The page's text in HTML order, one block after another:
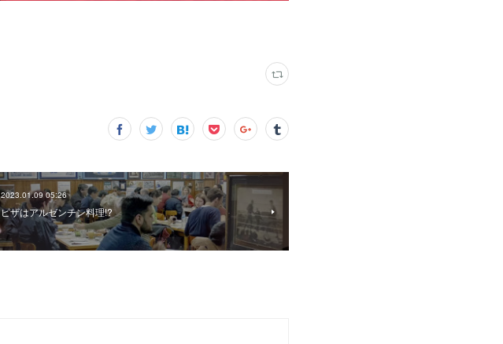
2023.01.09 05:26
ピザはアルゼンチン料理!?